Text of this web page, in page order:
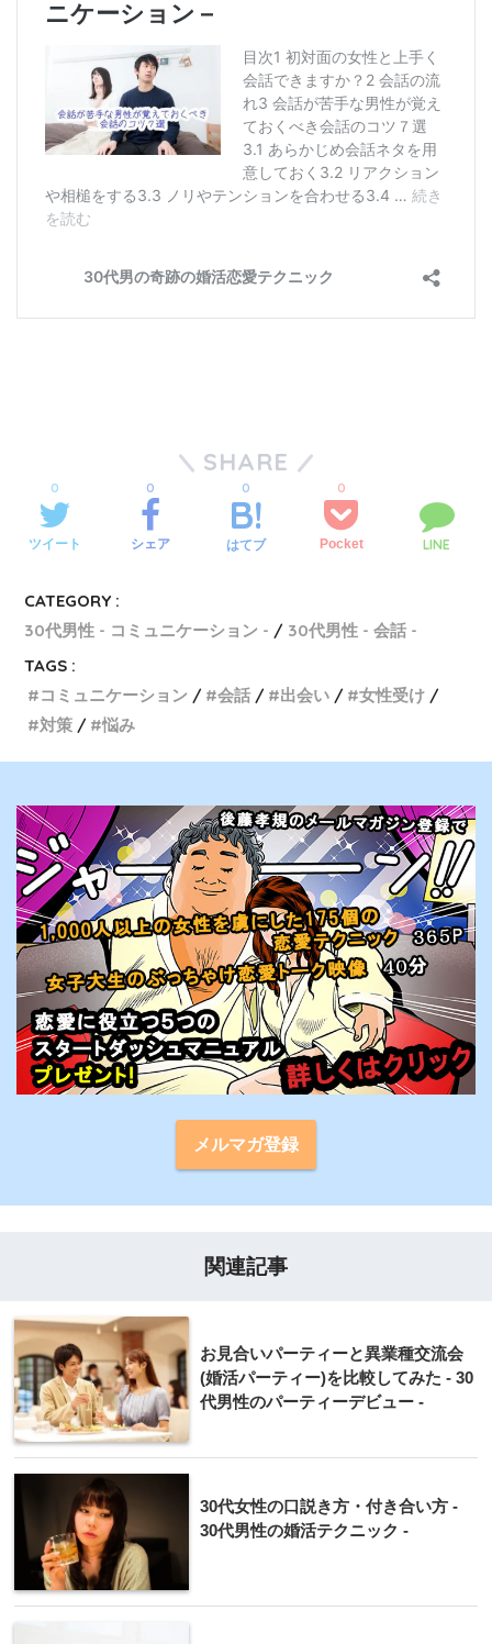
SHARE
ツイート
0
シェア
0
はてブ
0
Pocket
0
LINE
CATEGORY :
30代男性 - コミュニケーション -
30代男性 - 会話 -
TAGS :
コミュニケーション
会話 出会い
女性受け
対策
悩み
メルマガ登録
関連記事
お見合いパーティーと異業種交流会
(婚活パーティー)を比較してみた - 30
代男性のパーティーデビュー -
30代女性の口説き方・付き合い方 -
30代男性の婚活テクニック -